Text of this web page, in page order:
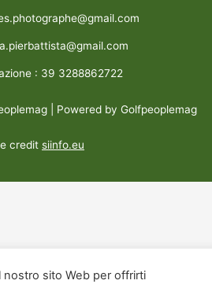
: 39 3288862722
| Powered by Golfpeoplemag
credit siinfo.eu
nostro sito Web per offrirti